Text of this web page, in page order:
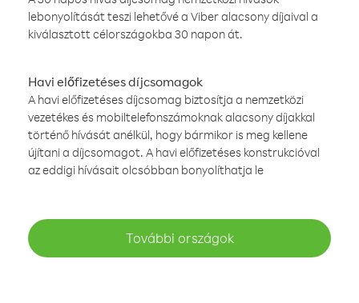
lebonyolítását teszi lehetővé a Viber alacsony díjaival a
kiválasztott célországokba 30 napon át.
Havi előfizetéses díjcsomagok
A havi előfizetéses díjcsomag biztosítja a nemzetközi
vezetékes és mobiltelefonszámoknak alacsony díjakkal
történő hívását anélkül, hogy bármikor is meg kellene
újítani a díjcsomagot. A havi előfizetéses konstrukcióval
az eddigi hívásait olcsóbban bonyolíthatja le
További országok